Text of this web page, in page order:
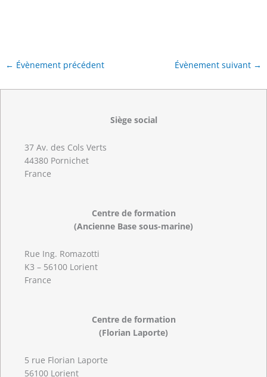
← Évènement précédent Évènement suivant →
Siège social
37 Av. des Cols Verts
44380 Pornichet
France
Centre de formation
(Ancienne Base sous-marine)
Rue Ing. Romazotti
K3 – 56100 Lorient
France
Centre de formation
(Florian Laporte)
5 rue Florian Laporte
56100 Lorient